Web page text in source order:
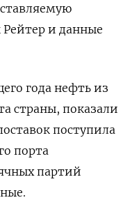
и данные
года нефть из
страны, показали
поступила
порта
партий